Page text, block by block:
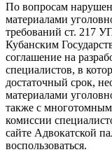
По вопросам
материалами
требований ст. 217
Кубанским
соглашение на
специалистов, в
достаточный срок,
материалами
также с
комиссии
сайте Адвокатской
воспользоваться.